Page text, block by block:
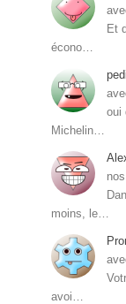
Et
écono…
oui
Michelin…
moins, le…
avoi…